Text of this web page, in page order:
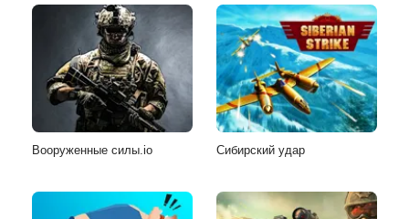
Вооруженные силы.io Сибирский удар